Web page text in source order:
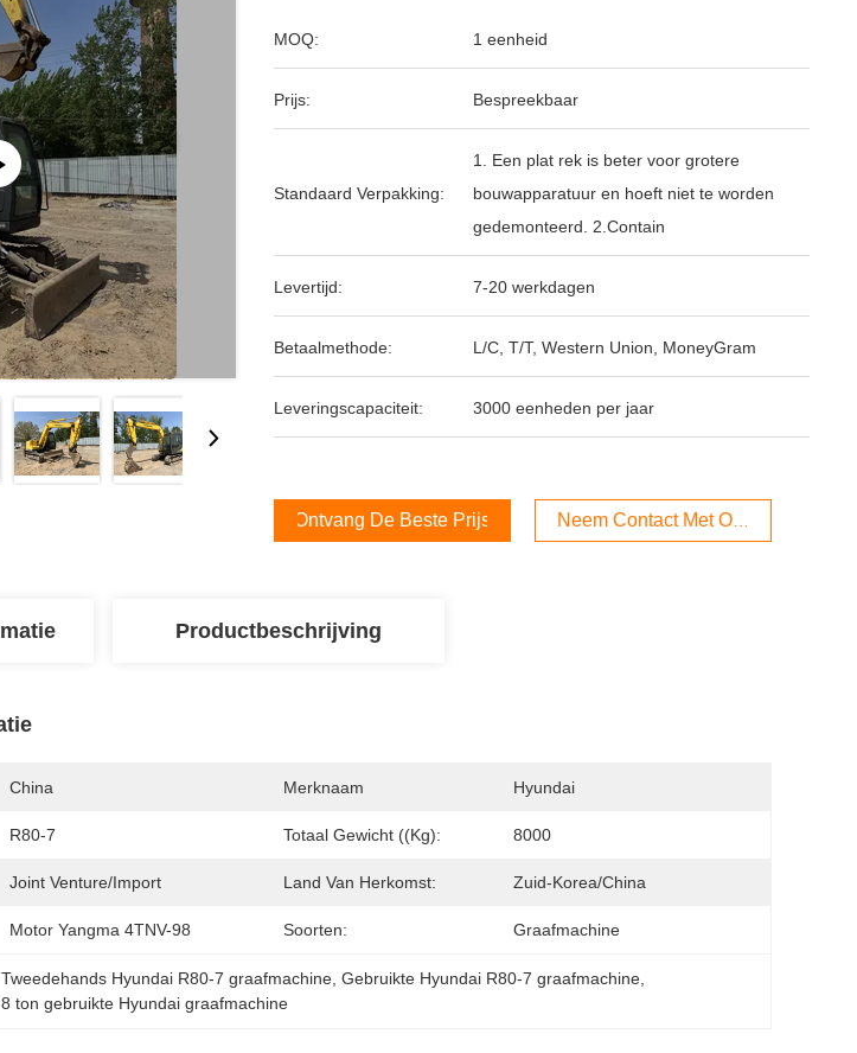
MOQ: 1 eenheid
Prijs: Bespreekbaar
Standaard Verpakking:
1. Een plat rek is beter voor grotere
bouwapparatuur en hoeft niet te worden
gedemonteerd. 2.Contain
Levertijd: 7-20 werkdagen
Betaalmethode: L/C, T/T, Western Union, MoneyGram
Leveringscapaciteit: 3000 eenheden per jaar
Ontvang De Beste Prijs Neem Contact Met Ons Op
Productbeschrijving
China Merknaam Hyundai
R80-7 Totaal Gewicht ((kg): 8000
Joint Venture/import Land Van Herkomst: Zuid-Korea/China
Motor Yangma 4TNV-98 Soorten: Graafmachine
Tweedehands Hyundai R80-7 graafmachine , Gebruikte Hyundai R80-7 graafmachine
8 ton gebruikte Hyundai graafmachine